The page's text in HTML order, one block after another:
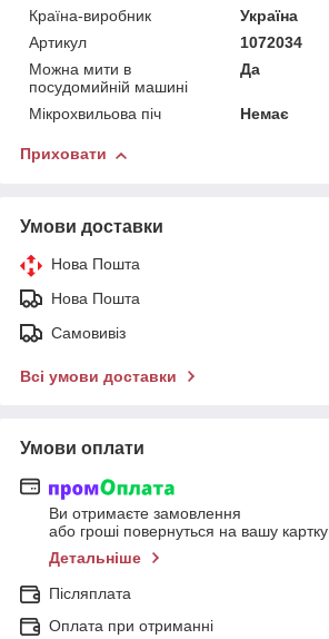
Країна-виробник
Україна
Артикул
1072034
Можна мити в
посудомийній машині
Да
Мікрохвильова піч Немає
Приховати
Умови доставки
Нова Пошта
Нова Пошта
Самовивіз
Всі умови доставки
Умови оплати
Ви отримаєте замовлення
або гроші повернуться на вашу картку
Детальніше
Післяплата
Оплата при отриманні